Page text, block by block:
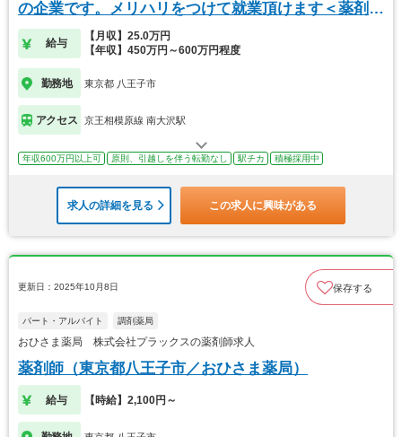
の企業です。メリハリをつけて就業頂けます＜薬剤師
＞
給与
【月収】25.0万円
【年収】450万円～600万円程度
勤務地 東京都 八王子市
アクセス 京王相模原線 南大沢駅
年収600万円以上可 原則、引越しを伴う転勤なし 駅チカ 積極採用中
求人の詳細を見る この求人に興味がある
更新日：2025年10月8日 保存する
パート・アルバイト 調剤薬局
おひさま薬局 株式会社プラックスの薬剤師求人
薬剤師（東京都八王子市／おひさま薬局）
給与 【時給】2,100円～